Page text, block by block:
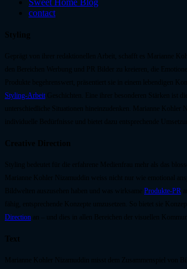
Sweet Home Blog
contact
Styling
Geprägt von ihrer redaktionellen Arbeit, schafft es Marianne
den Bereichen Werbung und PR Bilder zu kreieren, die
Produkte begehrenswert, präsentiert sie in einem lebendigen
Styling-Arbeit
unterschiedliche Situationen hineinzudenken. Marianne Kohler
Creative Direction
Styling bedeutet für die erfahrene Medienfrau mehr als das
Marianne Kohler Nizamuddin weiss nicht nur wie emotional
Produkte-PR
Direction
Text
Marianne Kohler Nizamuddin misst dem Zusammenspiel von